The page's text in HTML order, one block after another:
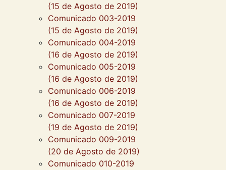
(15 de Agosto de 2019)
Comunicado 003-2019
(15 de Agosto de 2019)
Comunicado 004-2019
(16 de Agosto de 2019)
Comunicado 005-2019
(16 de Agosto de 2019)
Comunicado 006-2019
(16 de Agosto de 2019)
Comunicado 007-2019
(19 de Agosto de 2019)
Comunicado 009-2019
(20 de Agosto de 2019)
Comunicado 010-2019